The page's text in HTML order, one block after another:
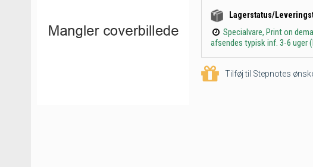
Lagerstatus/
Specialvare, Print on
afsendes typisk inf. 3-6 uger
Tilføj til Stepnotes